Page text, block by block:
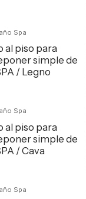
Spa
al piso para
simple de
/ Legno
Spa
al piso para
simple de
/ Cava
Spa